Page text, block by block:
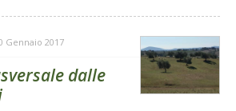
Gennaio 2017
dalle